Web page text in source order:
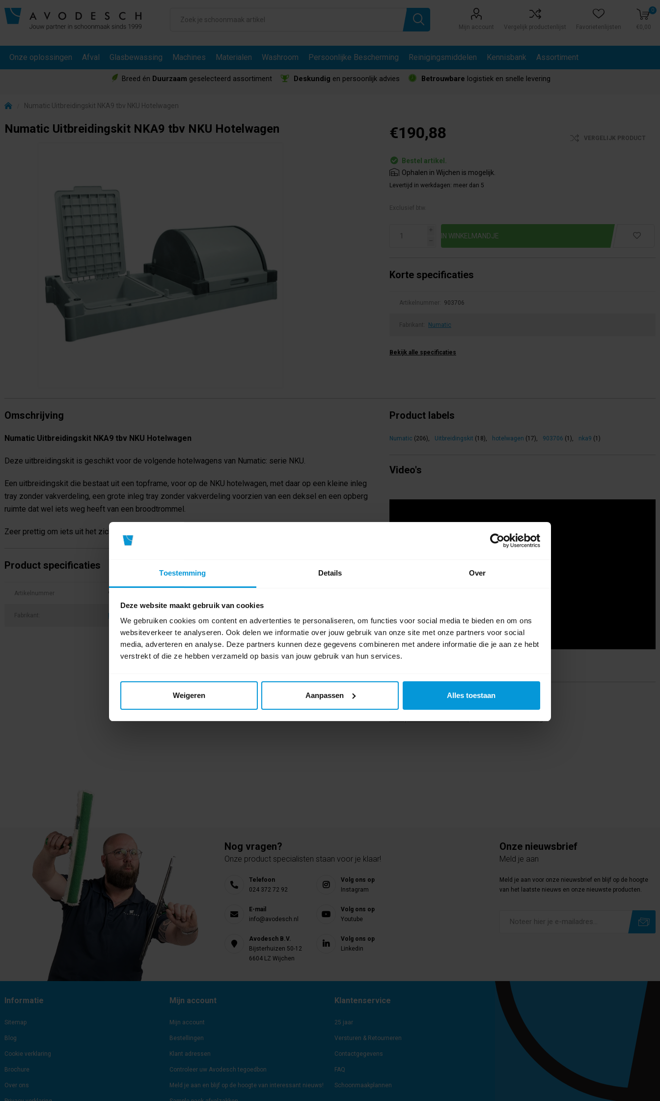
Toestemming Details Over
Deze website maakt gebruik van cookies
We gebruiken cookies om content en advertenties te personaliseren, om functies voor social media te bieden en om ons
websiteverkeer te analyseren. Ook delen we informatie over jouw gebruik van onze site met onze partners voor social
media, adverteren en analyse. Deze partners kunnen deze gegevens combineren met andere informatie die je aan ze hebt
verstrekt of die ze hebben verzameld op basis van jouw gebruik van hun services.
Weigeren Aanpassen Alles toestaan
Mijn account Vergelijk productenlijst Favorietenlijsten
0
€0,00
Onze oplossingen Afval Glasbewassing Machines Materialen Washroom Persoonlijke Bescherming Reinigingsmiddelen Kennisbank Assortiment
Breed én Duurzaam geselecteerd assortiment Deskundig en persoonlijk advies Betrouwbare logistiek en snelle levering
Numatic Uitbreidingskit NKA9 tbv NKU Hotelwagen
Numatic Uitbreidingskit NKA9 tbv NKU Hotelwagen €190,88 VERGELIJK PRODUCT
Bestel artikel.
Ophalen in Wijchen is mogelijk.
Levertijd in werkdagen: meer dan 5
Exclusief btw.
i
h
Korte specificaties
Artikelnummer: 903706
Fabrikant: Numatic
Bekijk alle specificaties
Omschrijving
Numatic Uitbreidingskit NKA9 tbv NKU Hotelwagen
Deze uitbreidingskit is geschikt voor de volgende hotelwagens van Numatic: serie NKU.
Een uitbreidingskit die bestaat uit een topframe, voor op de NKU hotelwagen, met daar op een kleine inleg
tray zonder vakverdeling, een grote inleg tray zonder vakverdeling voorzien van een deksel en een opberg
ruimte dat wel iets weg heeft van een broodtrommel.
Zeer prettig om iets uit het zicht op te bergen, maar wel binnen handbereik te hebben.
Product specificaties
Artikelnummer 903706
Fabrikant:
Product labels
Numatic (206), Uitbreidingskit (18), hotelwagen (17), 903706 (1), nka9 (1)
Video's
0 beoordeling(en)
Nog vragen?
Onze product specialisten staan voor je klaar!
Telefoon
024 372 72 92
E-mail
info@avodesch.nl
Avodesch B.V.
Bijsterhuizen 50-12
6604 LZ Wijchen
Volg ons op
Instagram
Volg ons op
Youtube
Volg ons op
Linkedin
Onze nieuwsbrief
Meld je aan
Meld je aan voor onze nieuwsbrief en blijf op de hoogte
van het laatste nieuws en onze nieuwste producten.
Informatie
Sitemap
Blog
Cookie verklaring
Brochure
Over ons
Mijn account
Mijn account
Bestellingen
Klant adressen
Controleer uw Avodesch tegoedbon
Meld je aan en blijf op de hoogte van interessant nieuws!
Klantenservice
25 jaar
Versturen & Retourneren
Contactgegevens
FAQ
Schoonmaakplannen